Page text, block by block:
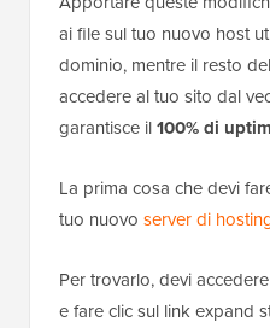
ai file sul tuo nuovo host
dominio, mentre il resto
accedere al tuo sito dal
garantisce il100% di
La prima cosa che devi
tuo nuovo server di
Per trovarlo, devi
e fare clic sul link expand